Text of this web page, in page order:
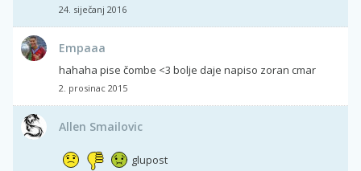
24. siječanj 2016
Empaaa
hahaha pise čombe <3 bolje daje napiso zoran cmar
2. prosinac 2015
Allen Smailovic
glupost